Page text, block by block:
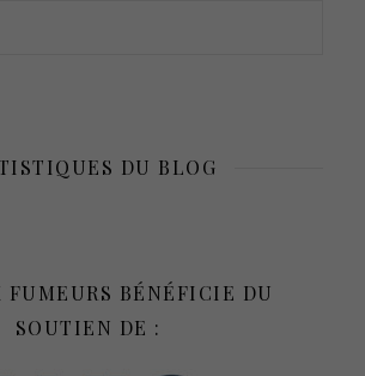
DU BLOG
FUMEURS BÉNÉFICIE DU
SOUTIEN DE :